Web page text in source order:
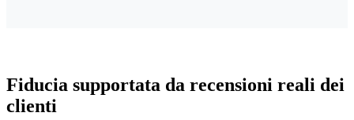
Fiducia supportata da recensioni reali dei
clienti